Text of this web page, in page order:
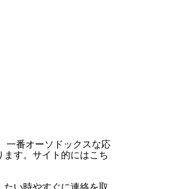
一番オーソドックスな応
す。サイト的にはこち
い時やすぐに連絡を取